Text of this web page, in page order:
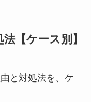
【ケース別】
と対処法を、ケ